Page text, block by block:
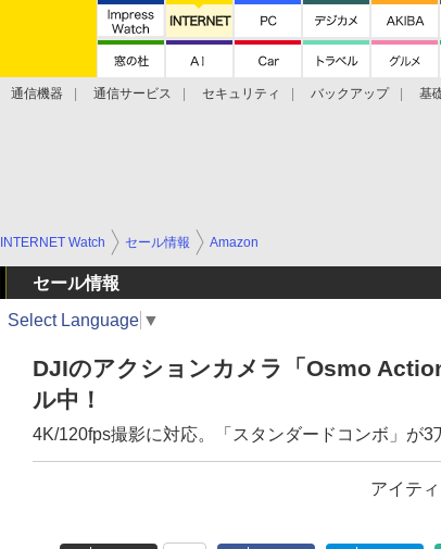
通信機器 通信サービス セキュリティ バックアップ 基
INTERNET Watch セール情報 Amazon
セール情報
Select Language ▼
DJIのアクションカメラ「Osmo
ル中！
4K/120fps撮影に対応。「スタンダードコンボ」が3
アイテ